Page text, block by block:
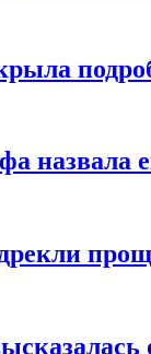
назвала